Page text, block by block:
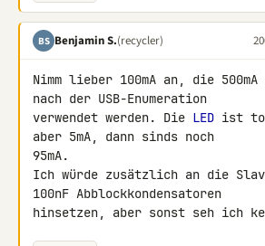
BS Benjamin S.(recycler)
Nimm lieber 100mA an, die
nach der USB-Enumeration
verwendet werden. Die LED ist
aber 5mA, dann sinds noch
95mA.
Ich würde zusätzlich an die
100nF Abblockkondensatoren
hinsetzen, aber sonst seh ich